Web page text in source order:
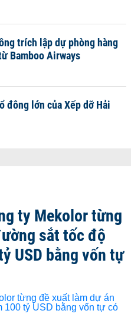
trích lập dự phòng hàng
Bamboo Airways
đông lớn của Xếp dỡ Hải
ty Mekolor từng
sắt tốc độ
USD bằng vốn tự